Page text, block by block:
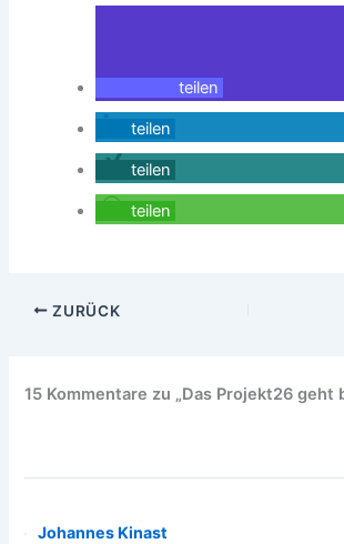
teilen
teilen
teilen
teilen
ZURÜCK
15 Kommentare zu „Das Projekt26 geht
Johannes Kinast